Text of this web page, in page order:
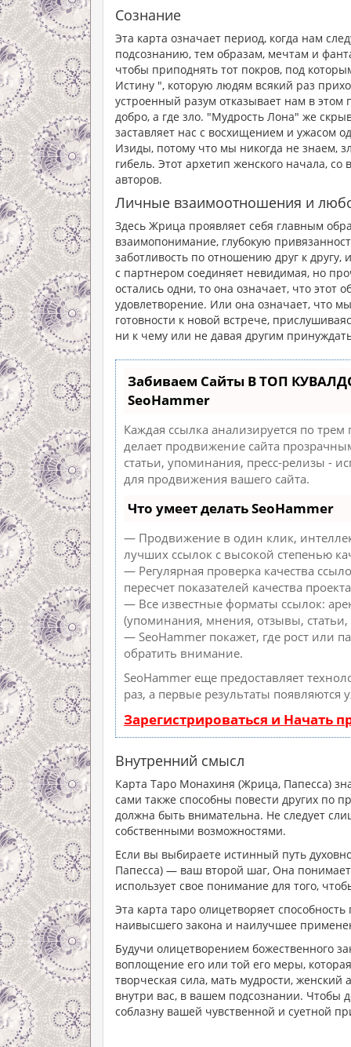
Сознание
Эта карта означает период, когда нам
подсознанию, тем образам, мечтам и
чтобы приподнять тот покров, под
Истину ", которую людям всякий раз
устроенный разум отказывает нам в этом
добро, а где зло. "Мудрость Лона" же
заставляет нас с восхищением и ужасом
Изиды, потому что мы никогда не знаем,
гибель. Этот архетип женского начала,
авторов.
Личные взаимоотношения и
Здесь Жрица проявляет себя главным
взаимопонимание, глубокую
заботливость по отношению друг к
с партнером соединяет невидимая, но
остались одни, то она означает, что этот
удовлетворение. Или она означает, что
готовности к новой встрече,
ни к чему или не давая другим
Забиваем Сайты В ТОП
SeoHammer
Каждая ссылка анализируется по
делает продвижение сайта
статьи, упоминания, пресс-релизы -
для продвижения вашего сайта.
Что умеет делать SeoHammer
— Продвижение в один клик,
лучших ссылок с высокой степенью
— Регулярная проверка качества
пересчет показателей качества
— Все известные форматы ссылок:
(упоминания, мнения, отзывы, статьи,
— SeoHammer покажет, где рост или
обратить внимание.
SeoHammer еще предоставляет
раз, а первые результаты
Зарегистрироваться и Начать
Внутренний смысл
Карта Таро Монахиня (Жрица, Папесса)
сами также способны повести других по
должна быть внимательна. Не следует
собственными возможностями.
Если вы выбираете истинный путь
Папесса) — ваш второй шаг, Она
использует свое понимание для того,
Эта карта таро олицетворяет
наивысшего закона и наилучшее
Будучи олицетворением божественного
воплощение его или той его меры,
творческая сила, мать мудрости,
внутри вас, в вашем подсознании. Чтобы
соблазну вашей чувственной и суетной